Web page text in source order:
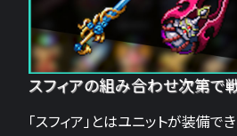
スフィアの組み合わせ次第で
「スフィア」とはユニットが装備